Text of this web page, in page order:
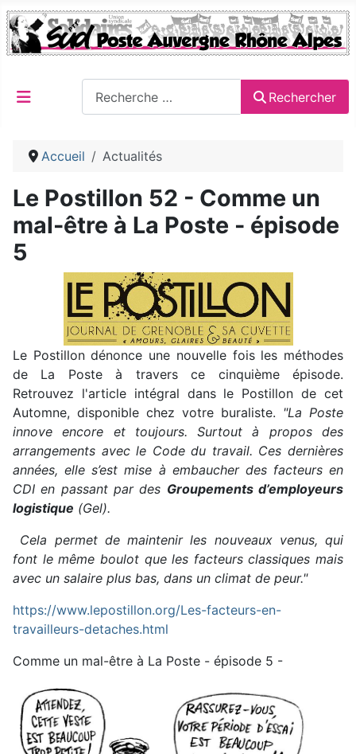
Rechercher
Accueil Actualités
Le Postillon 52 - Comme un
mal-être à La Poste - épisode
5
Le Postillon dénonce une nouvelle fois les méthodes
de La Poste à travers ce cinquième épisode.
Retrouvez l'article intégral dans le Postillon de cet
Automne, disponible chez votre buraliste. "La Poste
innove encore et toujours. Surtout à propos des
arrangements avec le Code du travail. Ces dernières
années, elle s’est mise à embaucher des facteurs en
CDI en passant par des Groupements d’employeurs
logistique (Gel).
Cela permet de maintenir les nouveaux venus, qui
font le même boulot que les facteurs classiques mais
avec un salaire plus bas, dans un climat de peur."
https://www.lepostillon.org/Les-facteurs-en-
travailleurs-detaches.html
Comme un mal-être à La Poste - épisode 5 -